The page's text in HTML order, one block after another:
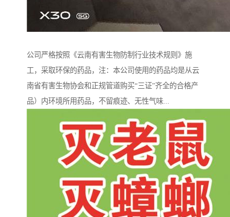
公司严格按照《云南有害生物防制行业技术规则》施
工，采取环保的药品，注：本公司使用的药品均是从云
南省有害生物协会和正规管道购买“三证”齐全的合格产
品）内环境所用药品，不留痕迹、无性气味...